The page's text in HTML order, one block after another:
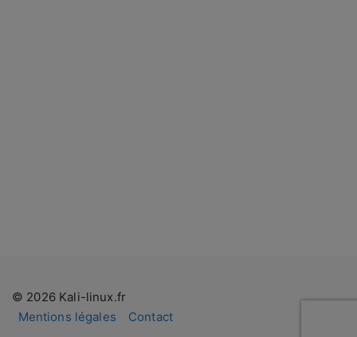
© 2026 Kali-linux.fr
Mentions légales
Contact